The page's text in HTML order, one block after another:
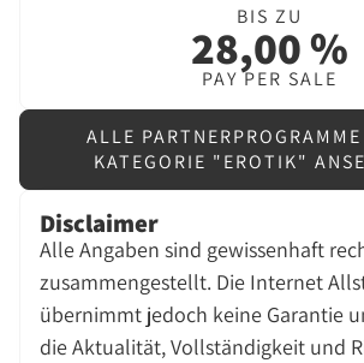
BIS ZU
28,00 %
PAY PER SALE
ALLE
KATEGORIE "EROTIK"
Disclaimer
Alle Angaben sind gewissenhaft
zusammengestellt. Die Internet
übernimmt jedoch keine Garantie
die Aktualität, Vollständigkeit und